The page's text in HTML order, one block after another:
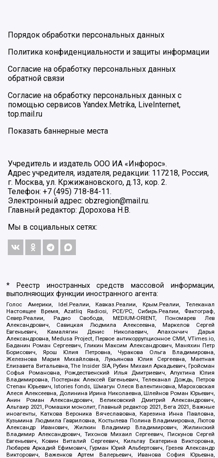
Порядок обработки персональных данных
Политика конфиденциальности и защиты информации
Согласие на обработку персональных данных
обратной связи
Согласие на обработку персональных данных с
помощью сервисов Yandex.Metrika, LiveInternet,
top.mail.ru
Показать баннерные места
Учредитель и издатель ООО ИА «Инфорос».
Адрес учредителя, издателя, редакции: 117218, Россия,
г. Москва, ул. Кржижановского, д.13, кор. 2.
Телефон: +7 (495) 718-84-11.
Электронный адрес: obzregion@mail.ru.
Главный редактор: Дорохова Н.В.
Мы в социальных сетях:
* Реестр иностранных средств массовой информации,
выполняющих функции иностранного агента:
Голос Америки, Idel.Реалии, Кавказ.Реалии, Крым.Реалии, Телеканал
Настоящее Время, Azatliq Radiosi, PCE/PC, Сибирь.Реалии, Фактограф,
Север.Реалии, Радио Свобода, MEDIUM-ORIENT, Пономарев Лев
Александрович, Савицкая Людмила Алексеевна, Маркелов Сергей
Евгеньевич, Камалягин Денис Николаевич, Апахончич Дарья
Александровна, Medusa Project, Первое антикоррупционное СМИ, VTimes.io,
Баданин Роман Сергеевич, Гликин Максим Александрович, Маняхин Петр
Борисович, Ярош Юлия Петровна, Чуракова Ольга Владимировна,
Железнова Мария Михайловна, Лукьянова Юлия Сергеевна, Маетная
Елизавета Витальевна, The Insider SIA, Рубин Михаил Аркадьевич, Гройсман
Софья Романовна, Рождественский Илья Дмитриевич, Апухтина Юлия
Владимировна, Постернак Алексей Евгеньевич, Телеканал Дождь, Петров
Степан Юрьевич, Istories fonds, Шмагун Олеся Валентиновна, Мароховская
Алеся Алексеевна, Долинина Ирина Николаевна, Шлейнов Роман Юрьевич,
Анин Роман Александрович, Великовский Дмитрий Александрович,
Альтаир 2021, Ромашки монолит, Главный редактор 2021, Вега 2021, Важные
иноагенты, Каткова Вероника Вячеславовна, Карезина Инна Павловна,
Кузьмина Людмила Гавриловна, Костылева Полина Владимировна, Лютов
Александр Иванович, Жилкин Владимир Владимирович, Жилинский
Владимир Александрович, Тихонов Михаил Сергеевич, Пискунов Сергей
Евгеньевич, Ковин Виталий Сергеевич, Кильтау Екатерина Викторовна,
Любарев Аркадий Ефимович, Гурман Юрий Альбертович, Грезев Александр
Викторович, Важенков Артем Валерьевич, Иванова София Юрьевна,